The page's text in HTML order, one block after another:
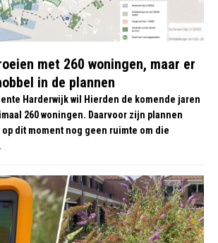
met 260 woningen, maar er
in de plannen
Harderwijk wil Hierden de komende jaren
260 woningen. Daarvoor zijn plannen
op dit moment nog geen ruimte om die